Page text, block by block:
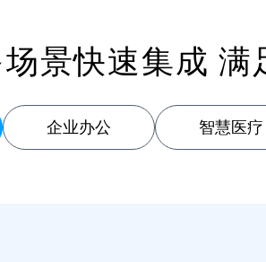
场景快速集成 满
企业办公 智慧医疗